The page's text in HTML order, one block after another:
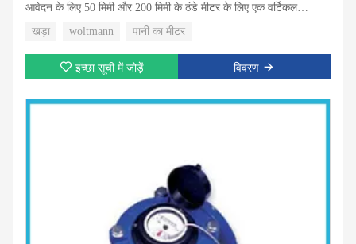
आवेदन के लिए 50 मिमी और 200 मिमी के ठंडे मीटर के लिए एक वर्टिकल
खड़ा woltmann पानी का मीटर
इच्छा सूची में जोड़ें विवरण